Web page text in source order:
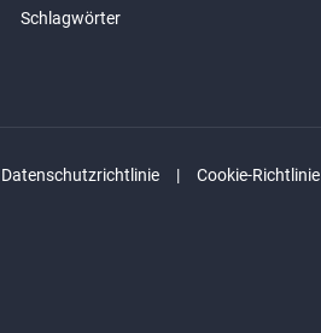
Schlagwörter
Datenschutzrichtlinie Cookie-Richtlinie